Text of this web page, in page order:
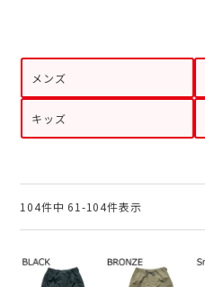
メンズ
キッズ
104件中 61 -104件表示